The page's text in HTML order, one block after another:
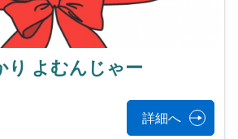
り よむんじゃー
詳細へ